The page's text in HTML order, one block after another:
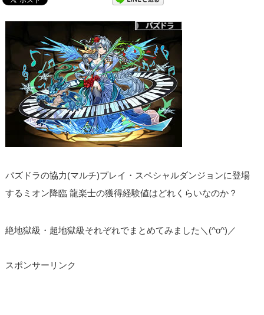
パズドラの協力(マルチ)プレイ・スペシャルダンジョンに登場
するミオン降臨 龍楽士の獲得経験値はどれくらいなのか？
絶地獄級・超地獄級それぞれでまとめてみました＼(^o^)／
スポンサーリンク